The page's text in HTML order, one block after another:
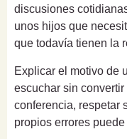
discusiones
unos hijos que
que todavía tienen la
Explicar el motivo de
escuchar sin
conferencia, respetar
propios errores